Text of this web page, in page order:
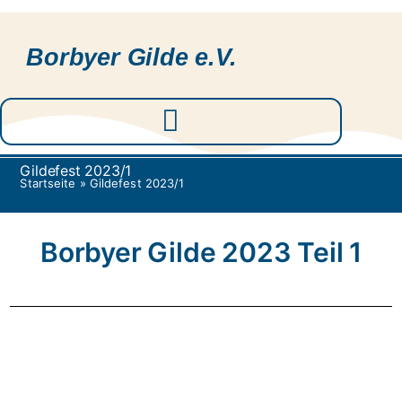
Borbyer Gilde e.V.
Gildefest 2023/1
Startseite » Gildefest 2023/1
Borbyer Gilde 2023 Teil 1